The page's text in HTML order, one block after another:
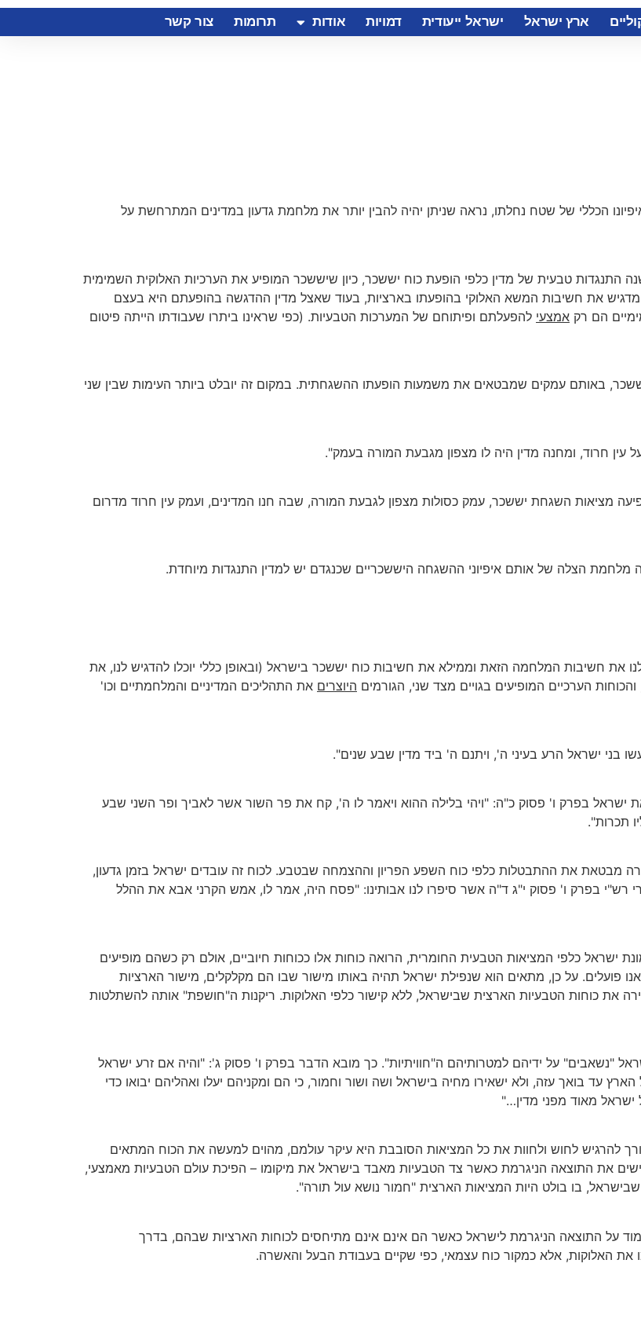
ארץ ישראל ישראל ייעודית דמויות אודות תרומות צור קשר
הכללי של שטח נחלתו, נראה שניתן יהיה להבין יותר את מלחמת גדעון במדינים המתרחשת על
התנגדות טבעית של מדין כלפי הופעת כוח יששכר, כיון שיששכר המופיע את הערכיות האלוקית השמימית
את חשיבות המשא האלוקי בהופעתו בארציות, בעוד שאצל מדין ההדגשה בהופעתם היא בעצם
הם רק אמצעי להפעלתם ופיתוחם של המערכות הטבעיות. (כפי שראינו ביתרו שעבודתו הייתה פיטום
באותם עמקים שמבטאים את משמעות הופעתו ההשגחתית. במקום זה יובלט ביותר העימות שבין שני
עין חרוד, ומחנה מדין היה לו מצפון מגבעת המורה בעמק".
מציאות השגחת יששכר, עמק כסולות מצפון לגבעת המורה, שבה חנו המדינים, ועמק עין חרוד מדרום
הצלה של אותם איפיוני ההשגחה היששכריים שכנגדם יש למדין התנגדות מיוחדת.
את חשיבות המלחמה הזאת וממילא את חשיבות כוח יששכר בישראל (ובאופן כללי יוכלו להדגיש לנו, את
הערכיים המופיעים בגויים מצד שני, הגורמים היוצרים את התהליכים המדיניים והמלחמתיים וכו'
בני ישראל הרע בעיני ה', ויתנם ה' ביד מדין שבע שנים".
את ישראל בפרק ו' פסוק כ"ה: "ויהי בלילה ההוא ויאמר לו ה', קח את פר השור אשר לאביך ופר השני שבע
תכרות".
מבטאת את ההתבטלות כלפי כוח השפע הפריון וההצמחה שבטבע. לכוח זה עובדים ישראל בזמן גדעון,
רש"י בפרק ו' פסוק י"ג ד"ה אשר סיפרו לנו אבותינו: "פסח היה, אמר לו, אמש הקרני אבא את ההלל
כלפי המציאות הטבעית החומרית, הרואה כוחות אלו ככוחות חיוביים, אולם רק כשהם מופיעים
אנו פועלים. על כן, מתאים הוא שנפילת ישראל תהיה באותו מישור שבו הם מקלקלים, מישור הארציות
את כוחות הטבעיות הארצית שבישראל, ללא קישור כלפי האלוקות. ריקנות ה"חושפת" אותה להשתלטות
"נשאבים" על ידיהם למטרותיהם ה"חוויתיות". כך מובא הדבר בפרק ו' פסוק ג': "והיה אם זרע ישראל
הארץ עד בואך עזה, ולא ישאירו מחיה בישראל ושה ושור וחמור, כי הם ומקניהם יעלו ואהליהם יבואו כדי
ישראל מאוד מפני מדין…"
להרגיש לחוש ולחוות את כל המציאות הסובבת היא עיקר עולמם, מהוים למעשה את הכוח המתאים
את התוצאה הניגרמת כאשר צד הטבעיות מאבד בישראל את מיקומו – הפיכת עולם הטבעיות מאמצעי,
בו בולט היות המציאות הארצית "חמור נושא עול תורה".
על התוצאה הניגרמת לישראל כאשר הם אינם אינם מתיחסים לכוחות הארציות שבהם, בדרך
האלוקות, אלא כמקור כוח עצמאי, כפי שקיים בעבודת הבעל והאשרה.